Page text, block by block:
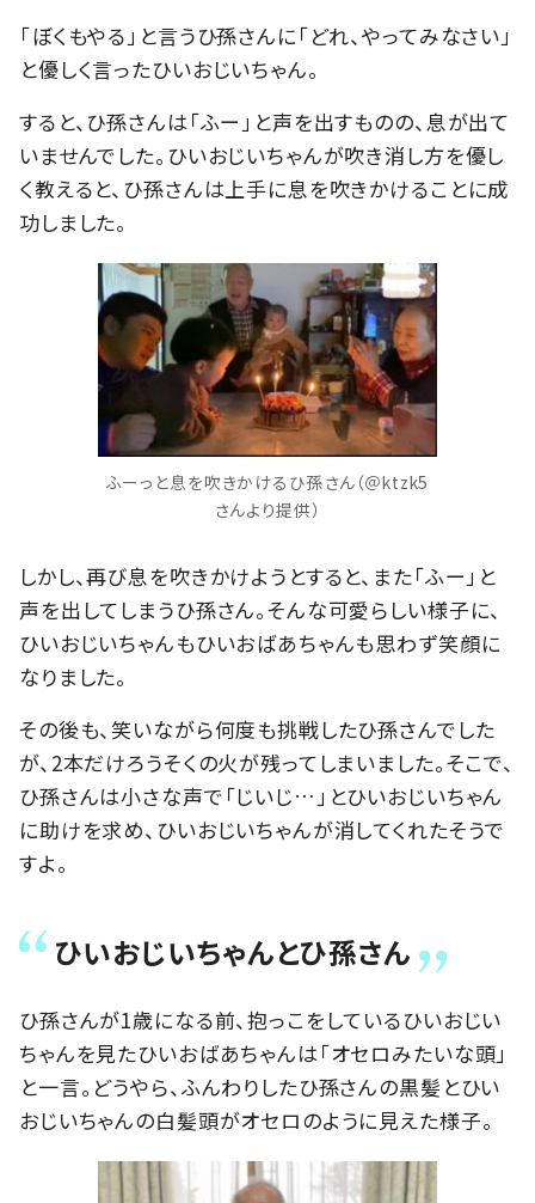
「ぼくもやる」と言うひ孫さんに「どれ、やってみなさい」
と優しく言ったひいおじいちゃん。
すると、ひ孫さんは「ふー」と声を出すものの、息が出て
いませんでした。ひいおじいちゃんが吹き消し方を優し
く教えると、ひ孫さんは上手に息を吹きかけることに成
功しました。
ふーっと息を吹きかけるひ孫さん（＠ktzk5
さんより提供）
しかし、再び息を吹きかけようとすると、また「ふー」と
声を出してしまうひ孫さん。そんな可愛らしい様子に、
ひいおじいちゃんもひいおばあちゃんも思わず笑顔に
なりました。
その後も、笑いながら何度も挑戦したひ孫さんでした
が、2本だけろうそくの火が残ってしまいました。そこで、
ひ孫さんは小さな声で「じいじ…」とひいおじいちゃん
に助けを求め、ひいおじいちゃんが消してくれたそうで
すよ。
ひいおじいちゃんとひ孫さん
ひ孫さんが1歳になる前、抱っこをしているひいおじい
ちゃんを見たひいおばあちゃんは「オセロみたいな頭」
と一言。どうやら、ふんわりしたひ孫さんの黒髪とひい
おじいちゃんの白髪頭がオセロのように見えた様子。